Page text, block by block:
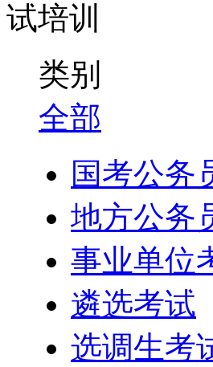
试培训
类别
全部
国考公务
地方公务
事业单位
遴选考试
选调生考